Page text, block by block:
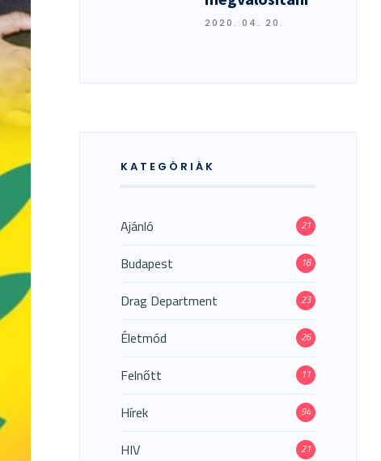
2020. 04. 20.
KATEGÓRIÁK
Ajánló 21
Budapest 18
Drag Department 23
Életmód 26
Felnőtt 11
Hírek 94
HIV 21